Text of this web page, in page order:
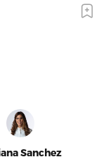
Sanchez